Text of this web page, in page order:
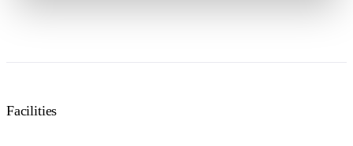
Facilities